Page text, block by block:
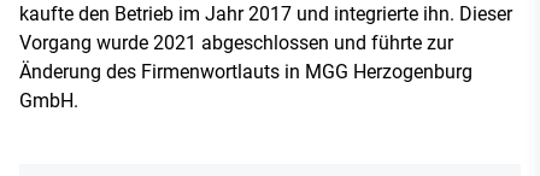
kaufte den Betrieb im Jahr 2017 und integrierte ihn. Dieser
Vorgang wurde 2021 abgeschlossen und führte zur
Änderung des Firmenwortlauts in MGG Herzogenburg
GmbH.